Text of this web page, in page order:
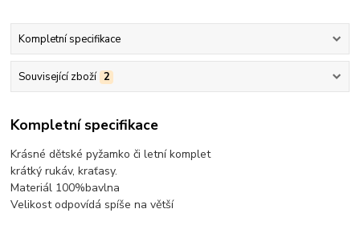
Kompletní specifikace
Související zboží 2
Kompletní specifikace
Krásné dětské pyžamko či letní komplet
krátký rukáv, kraťasy.
Materiál 100%bavlna
Velikost odpovídá spíše na větší